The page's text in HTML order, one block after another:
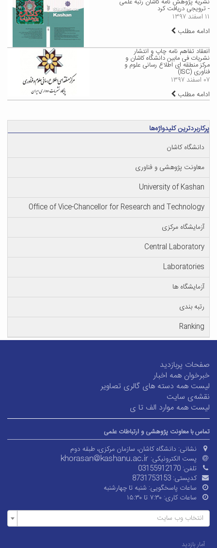
- ترویجی دریافت کرد
۱۱ اسفند ۱۳۹۷
ادامه مطلب
​انعقاد تفاهم نامه چاپ و انتشار
نشریات فی مابین دانشگاه کاشان و
مرکز منطقه ای اطلاع رسانی علوم و
فناوری (ISC)
۰۷ اسفند ۱۳۹۷
ادامه مطلب
پرکاربردترین کلیدواژه‌ها
دانشگاه کاشان
معاونت پژوهشی و فناوری
University of Kashan
Office of Vice-Chancellor for Research and Technology
آزمایشگاه مرکزی
Central Laboratory
Laboratories
آزمایشگاه ها
رتبه بندی
Ranking
صفحات پربازدید
خبرخوان همه اخبار
لیست همه دسته های گالری تصاویر
نقشه‌ی سایت
لیست همه موارد الف تا ی
تماس با معاونت پژوهشی و ارتباطات علمی
نشانی: دانشگاه کاشان، سازمان مرکزی، طبقه دوم
پست الکترونیکی:
تلفن: 03155912170
کدپستی: 8731753153
ساعات پاسخگویی: شنبه تا چهارشنبه
ساعات کاری: ۷:۳۰ تا ۱۵:۳۰
انتخاب وب سایت
آمار بازدید